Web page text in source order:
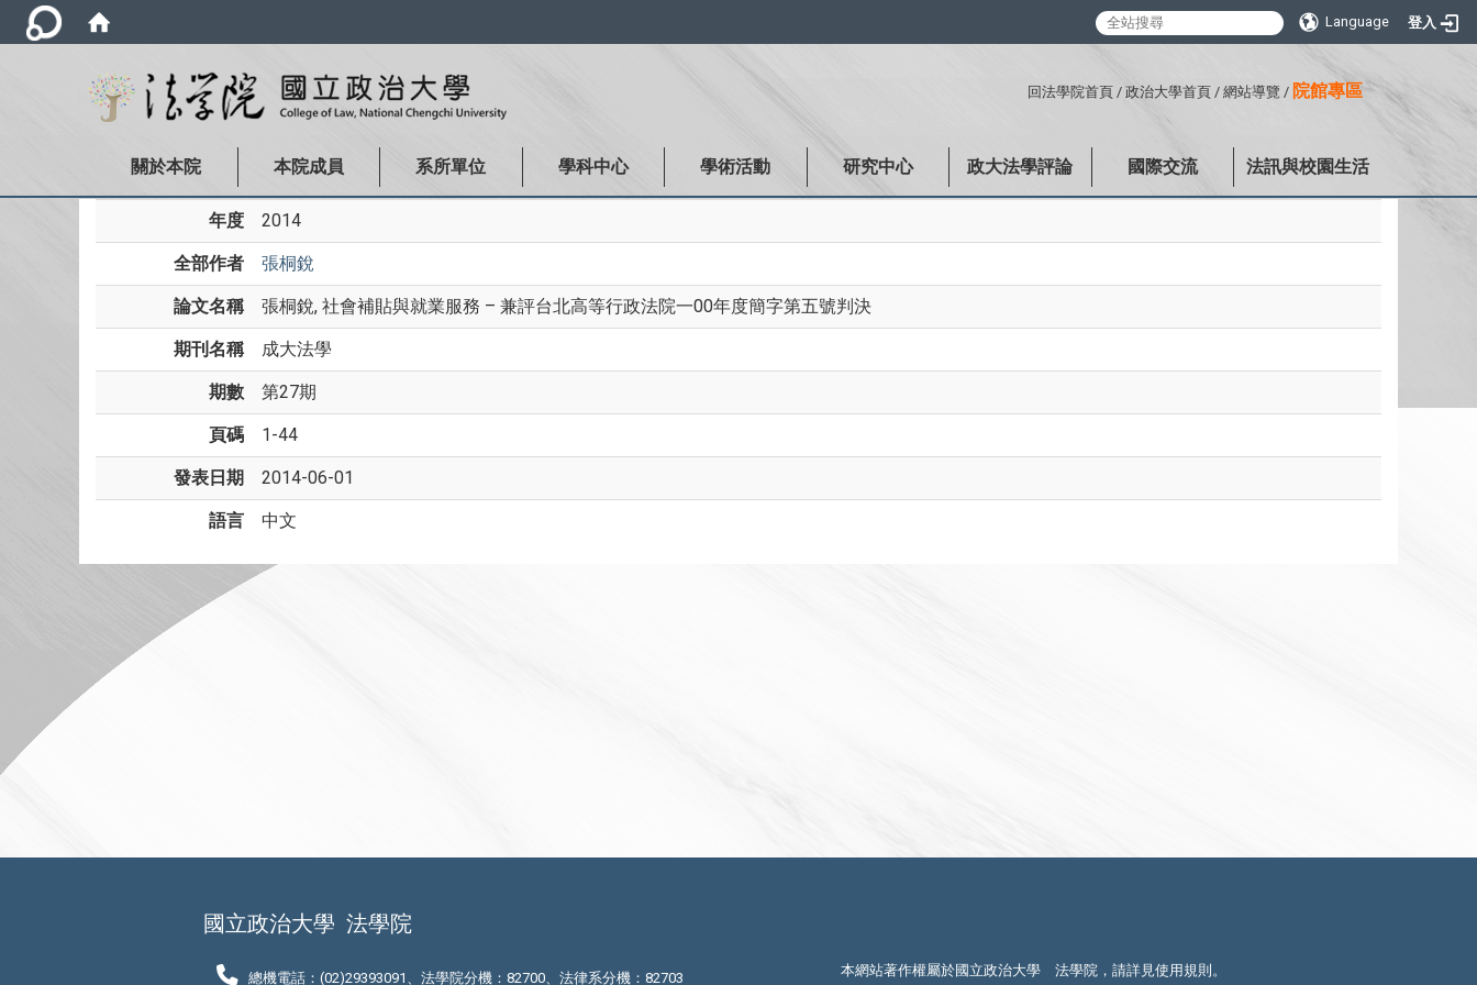
Language 登入
回法學院首頁 / 政治大學首頁 / 網站導覽 / 院館專區
關於本院 本院成員 系所單位 學科中心 學術活動 研究中心 政大法學評論 國際交流 法訊與校園生活
年度 2014
全部作者 張桐銳
論文名稱 張桐銳, 社會補貼與就業服務 – 兼評台北高等行政法院一00年度簡字第五號判決
期刊名稱 成大法學
期數 第27期
頁碼 1-44
發表日期 2014-06-01
語言 中文
國立政治大學 法學院
總機電話：(02)29393091、法學院分機：82700、法律系分機：82703 本網站著作權屬於國立政治大學 法學院，請詳見使用規則 。